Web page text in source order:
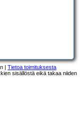
| Tietoa toimituksesta
sisällöstä eikä takaa niiden